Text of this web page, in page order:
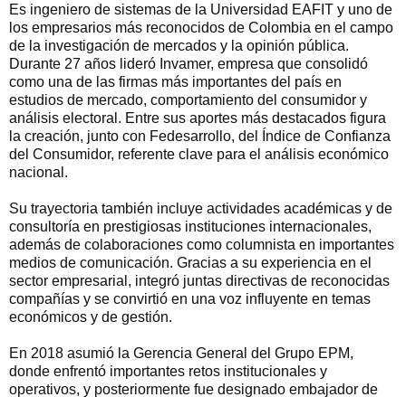
Es ingeniero de sistemas de la Universidad EAFIT y uno de
los empresarios más reconocidos de Colombia en el campo
de la investigación de mercados y la opinión pública.
Durante 27 años lideró Invamer, empresa que consolidó
como una de las firmas más importantes del país en
estudios de mercado, comportamiento del consumidor y
análisis electoral. Entre sus aportes más destacados figura
la creación, junto con Fedesarrollo, del Índice de Confianza
del Consumidor, referente clave para el análisis económico
nacional.
Su trayectoria también incluye actividades académicas y de
consultoría en prestigiosas instituciones internacionales,
además de colaboraciones como columnista en importantes
medios de comunicación. Gracias a su experiencia en el
sector empresarial, integró juntas directivas de reconocidas
compañías y se convirtió en una voz influyente en temas
económicos y de gestión.
En 2018 asumió la Gerencia General del Grupo EPM,
donde enfrentó importantes retos institucionales y
operativos, y posteriormente fue designado embajador de